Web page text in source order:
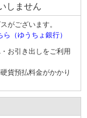
しません
がございます。
（ゆうちょ銀行）
お引き出しをご利用
貨預払料金がかかり